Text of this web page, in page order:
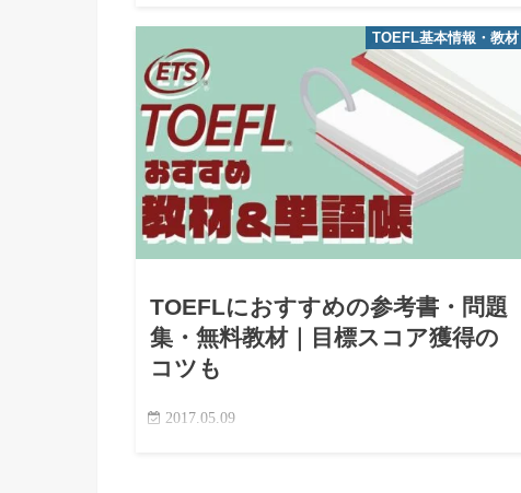
の自分の実力で、本番でどのくらいのスコアが出る
のか予想がつかない」ことではないでしょうか。
2026年からの新形式では、採点方式が「適応型テス
ト（MST）」…
TOEFL基本情報・教材
TOEFLにおすすめの参考書・問題
集・無料教材｜目標スコア獲得の
コツも
2017.05.09